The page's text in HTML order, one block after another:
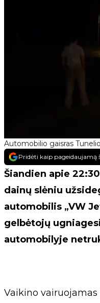
Automobilio gaisras
Pridėti kaip pageidaujamą
Šiandien apie
dainų slėniu
automobilis „VW
gelbėtojų
automobilyje
Vaikino